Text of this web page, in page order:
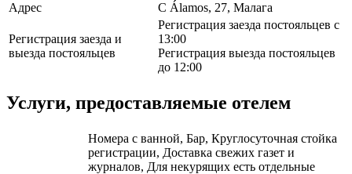
Адрес
C Álamos, 27, Малага
Регистрация заезда и
выезда постояльцев
Регистрация заезда постояльцев с
13:00
Регистрация выезда постояльцев
до 12:00
Услуги, предоставляемые отелем
Номера с ванной, Бар, Круглосуточная стойка
регистрации, Доставка свежих газет и
журналов, Для некурящих есть отдельные